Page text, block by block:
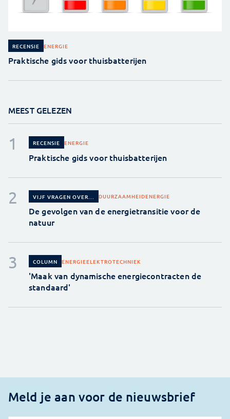
RECENSIE ENERGIE
Praktische gids voor thuisbatterijen
MEEST GELEZEN
RECENSIE ENERGIE
Praktische gids voor thuisbatterijen
VIJF VRAGEN OVER... DUURZAAMHEIDENERGIE
De gevolgen van de energietransitie voor de
natuur
COLUMN ENERGIEELEKTROTECHNIEK
'Maak van dynamische energiecontracten de
standaard'
Meld je aan voor de nieuwsbrief